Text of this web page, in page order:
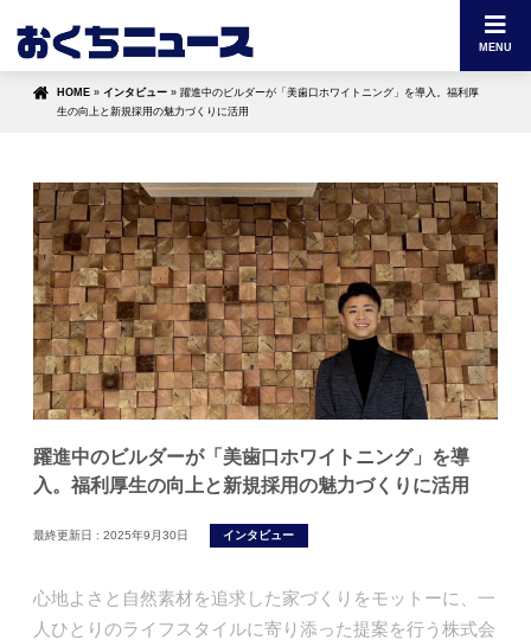
MENU
HOME » インタビュー » 躍進中のビルダーが「美歯口ホワイトニング」を導入。福利厚
生の向上と新規採用の魅力づくりに活用
躍進中のビルダーが「美歯口ホワイトニング」を導
入。福利厚生の向上と新規採用の魅力づくりに活用
最終更新日 : 2025年9月30日 インタビュー
心地よさと自然素材を追求した家づくりをモットーに、一
人ひとりのライフスタイルに寄り添った提案を行う株式会